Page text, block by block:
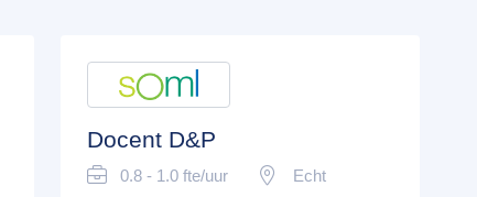
Docent D&P
0.8 - 1.0 fte/uur
Echt